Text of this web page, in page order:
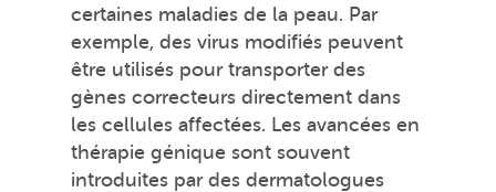
certaines maladies de la peau. Par
exemple, des virus modifiés peuvent
être utilisés pour transporter des
gènes correcteurs directement dans
les cellules affectées. Les avancées en
thérapie génique sont souvent
introduites par des dermatologues